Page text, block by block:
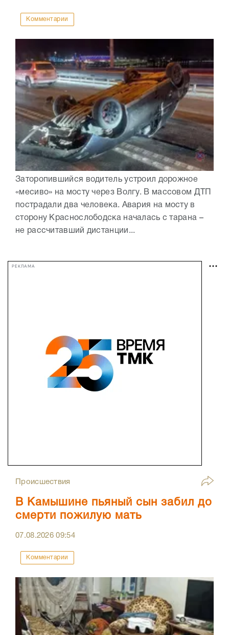
Комментарии
Заторопившийся водитель устроил дорожное
«месиво» на мосту через Волгу. В массовом ДТП
пострадали два человека. Авария на мосту в
сторону Краснослободска началась с тарана –
не рассчитавший дистанции...
РЕКЛАМА
Происшествия
В Камышине пьяный сын забил до
смерти пожилую мать
07.08.202609:54
Комментарии